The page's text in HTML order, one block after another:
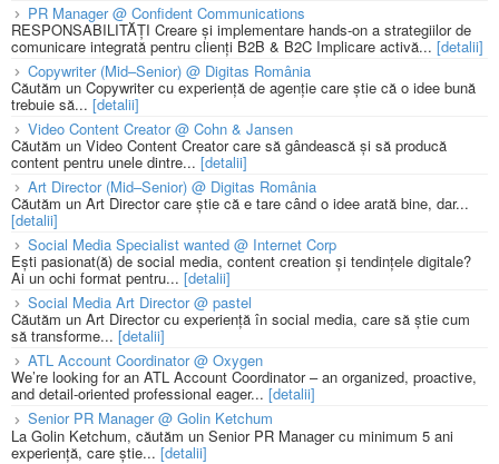
PR Manager @ Confident Communications
RESPONSABILITĂȚI Creare și implementare hands-on a strategiilor de
comunicare integrată pentru clienți B2B & B2C Implicare activă... [detalii]
Copywriter (Mid–Senior) @ Digitas România
Căutăm un Copywriter cu experiență de agenție care știe că o idee bună
trebuie să... [detalii]
Video Content Creator @ Cohn & Jansen
Căutăm un Video Content Creator care să gândească și să producă
content pentru unele dintre... [detalii]
Art Director (Mid–Senior) @ Digitas România
Căutăm un Art Director care știe că e tare când o idee arată bine, dar...
[detalii]
Social Media Specialist wanted @ Internet Corp
Ești pasionat(ă) de social media, content creation și tendințele digitale?
Ai un ochi format pentru... [detalii]
Social Media Art Director @ pastel
Căutăm un Art Director cu experiență în social media, care să știe cum
să transforme... [detalii]
ATL Account Coordinator @ Oxygen
We’re looking for an ATL Account Coordinator – an organized, proactive,
and detail-oriented professional eager... [detalii]
Senior PR Manager @ Golin Ketchum
La Golin Ketchum, căutăm un Senior PR Manager cu minimum 5 ani
experiență, care știe... [detalii]